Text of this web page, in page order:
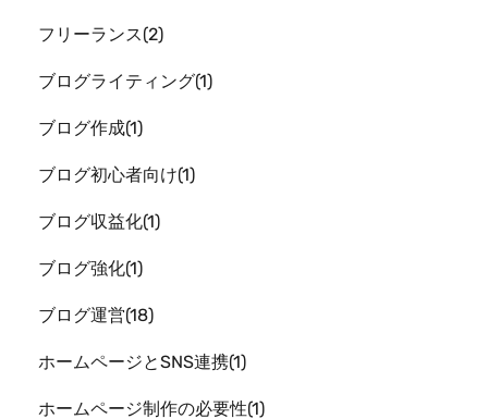
フリーランス 2
ブログライティング 1
ブログ作成 1
ブログ初心者向け 1
ブログ収益化 1
ブログ強化 1
ブログ運営 18
ホームページとSNS連携 1
ホームページ制作の必要性 1